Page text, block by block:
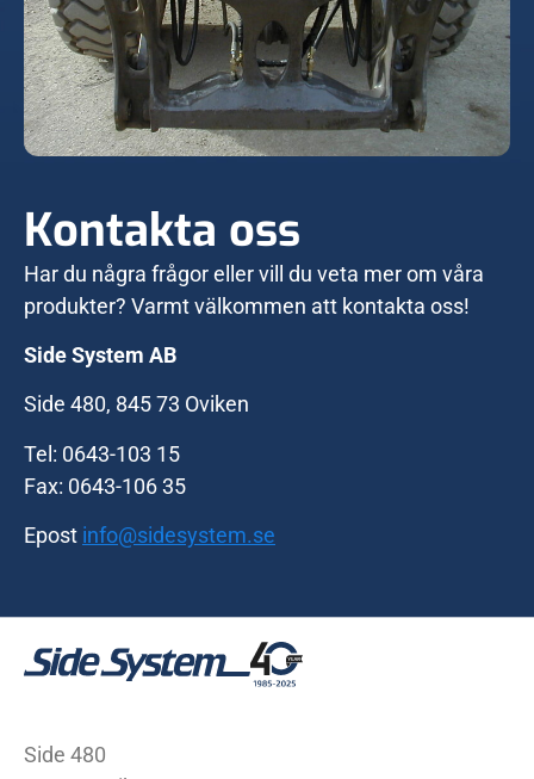
Kontakta oss
Har du några frågor eller vill du veta mer om våra
produkter? Varmt välkommen att kontakta oss!
Side System AB
Side 480, 845 73 Oviken
Tel: 0643-103 15
Fax: 0643-106 35
Epost info@sidesystem.se
Side 480